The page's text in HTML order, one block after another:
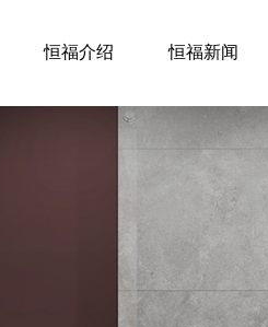
恒福介绍 恒福新闻